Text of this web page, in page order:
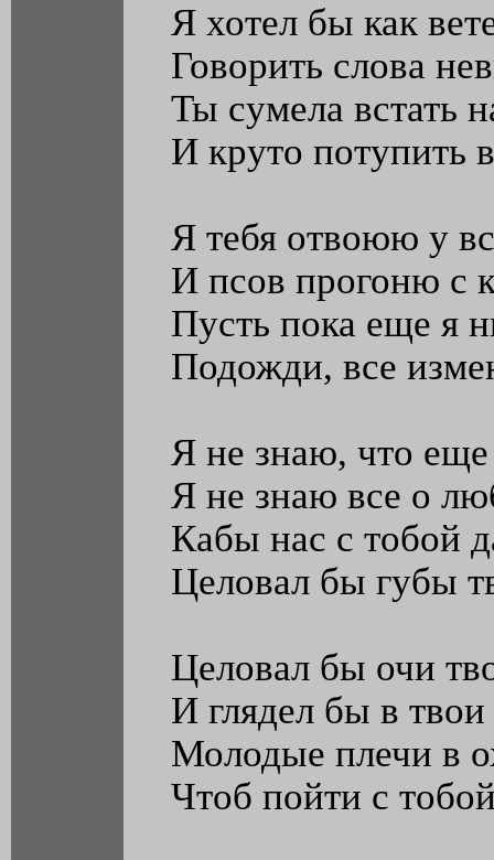
Я хотел бы как
Говорить слова
Ты сумела встать
И круто потупить
Я тебя отвоюю у
И псов прогоню с
Пусть пока еще я
Подожди, все
Я не знаю, что еще
Я не знаю все о
Кабы нас с тобой
Целовал бы губы
Целовал бы очи
И глядел бы в твои
Молодые плечи в
Чтоб пойти с